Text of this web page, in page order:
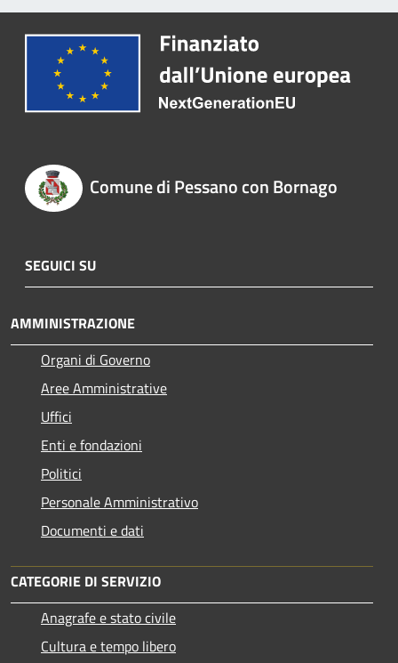
Comune di Pessano con Bornago
SEGUICI SU
AMMINISTRAZIONE
Organi di Governo
Aree Amministrative
Uffici
Enti e fondazioni
Politici
Personale Amministrativo
Documenti e dati
CATEGORIE DI SERVIZIO
Anagrafe e stato civile
Cultura e tempo libero